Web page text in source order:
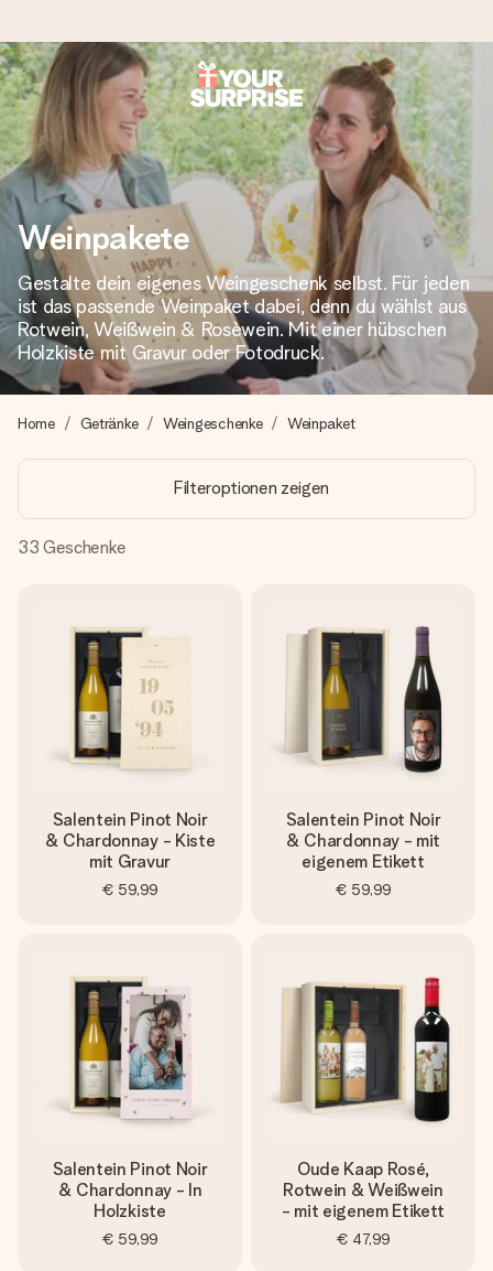
Heute bestellt, in 1 Werktag verschickt
Wir bereiten dein Geschenk sorgfältig vor und schicken es
blitzschnell – damit du es genau zum richtigen Zeitpunkt
überreichen kannst, wenn es am meisten zählt.
4,8 (basierend auf +15.000 Bewertungen)
Unsere Geschenke begeistern. Kunden bewerten uns mit
4,8 bei Google Reviews (Gesamtergebnis aller Länder, in
die wir versenden).
Mit Liebe gemacht, im Handumdrehen
Erstelle etwas Einzigartiges in wenigen Schritten – mit
ihrem Namen, deinem Foto oder einer Nachricht von
Herzen. Kein Stress, nur pure Liebe für den perfekten
Weinpakete
Gestalte dein eigenes Weingeschenk selbst. Für jeden
ist das passende Weinpaket dabei, denn du wählst aus
Rotwein, Weißwein & Rosèwein. Mit einer hübschen
Holzkiste mit Gravur oder Fotodruck.
Home Getränke Weingeschenke Weinpaket
Filteroptionen zeigen
33 Geschenke
Salentein Pinot Noir
& Chardonnay - Kiste
mit Gravur
€ 59,99
Salentein Pinot Noir
& Chardonnay - mit
eigenem Etikett
€ 59,99
Salentein Pinot Noir
& Chardonnay - In
Holzkiste
€ 59,99
Oude Kaap Rosé,
Rotwein & Weißwein
- mit eigenem Etikett
€ 47,99